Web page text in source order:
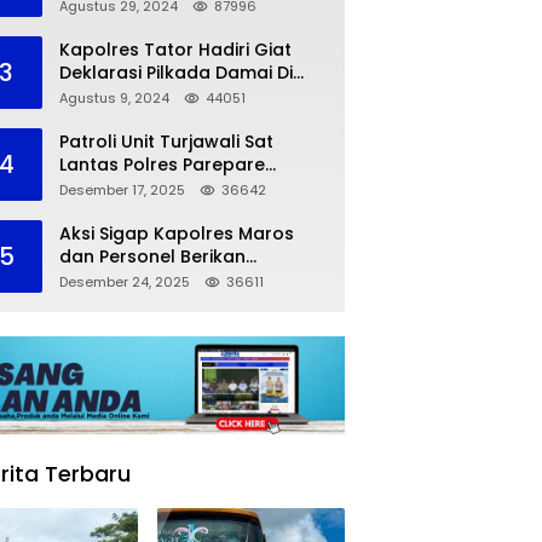
Agustus 29, 2024 87996
3
Kapolres Tator Hadiri Giat
Deklarasi Pilkada Damai Di
Makassar
Agustus 9, 2024 44051
Patroli Unit Turjawali Sat
Lantas Polres Parepare
Lakukan Pemantauan Area
Desember 17, 2025 36642
Aksi Sigap Kapolres Maros
dan Personel Berikan
Pertolongan Korban
Desember 24, 2025 36611
Terbaru